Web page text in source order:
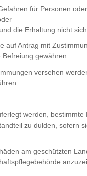
für Personen
die Erhaltung nicht
auf Antrag mit
gewähren.
versehen
werden, bestimmte
zu dulden, sofern
am geschützten